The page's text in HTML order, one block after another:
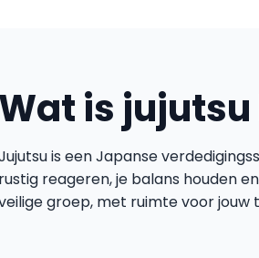
Wat is jujutsu
is een Japanse
rustig reageren, je balans houden
groep, met ruimte voor jouw